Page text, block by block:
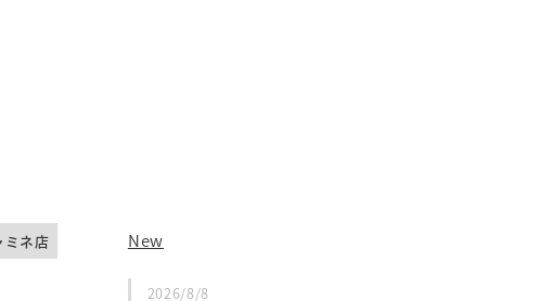
ネ店 New
2026/8/8